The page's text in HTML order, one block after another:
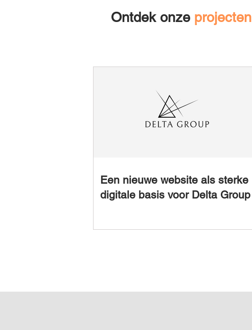
Ontdek onze projecten
Een nieuwe website als sterke
digitale basis voor Delta Group